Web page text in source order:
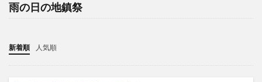
雨の日の地鎮祭
新着順 人気順